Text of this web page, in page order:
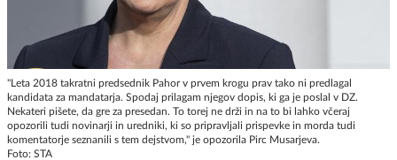
"Leta 2018 takratni predsednik Pahor v prvem krogu prav tako ni predlagal
kandidata za mandatarja. Spodaj prilagam njegov dopis, ki ga je poslal v DZ.
Nekateri pišete, da gre za presedan. To torej ne drži in na to bi lahko včeraj
opozorili tudi novinarji in uredniki, ki so pripravljali prispevke in morda tudi
komentatorje seznanili s tem dejstvom," je opozorila Pirc Musarjeva.
Foto: STA